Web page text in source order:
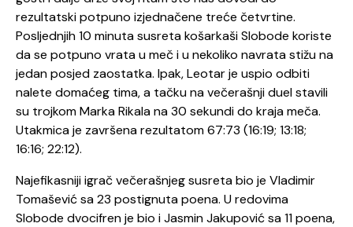
rezultatski potpuno izjednačene treće četvrtine.
Posljednjih 10 minuta susreta košarkaši Slobode koriste
da se potpuno vrata u meč i u nekoliko navrata stižu na
jedan posjed zaostatka. Ipak, Leotar je uspio odbiti
nalete domaćeg tima, a tačku na večerašnji duel stavili
su trojkom Marka Rikala na 30 sekundi do kraja meča.
Utakmica je završena rezultatom 67:73 (16:19; 13:18;
16:16; 22:12).
Najefikasniji igrač večerašnjeg susreta bio je Vladimir
Tomašević sa 23 postignuta poena. U redovima
Slobode dvocifren je bio i Jasmin Jakupović sa 11 poena,